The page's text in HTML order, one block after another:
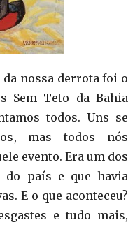
nossa derrota foi o
Sem Teto da Bahia
todos. Uns se
mas todos nós
evento. Era um dos
do país e que havia
E o que aconteceu?
e tudo mais,